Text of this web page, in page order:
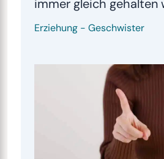
immer gleich gehalten
Erziehung- Geschwister